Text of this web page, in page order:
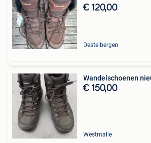
€ 120,00
Destelbergen
Wandelschoenen
€ 150,00
Westmalle